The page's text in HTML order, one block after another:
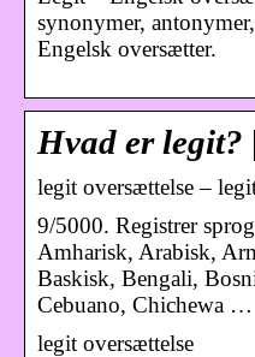
synonymer,
Engelsk oversætter.
Hvad er legit?
legit oversættelse –
9/5000. Registrer
Amharisk, Arabisk,
Baskisk, Bengali,
Cebuano, Chichewa …
legit oversættelse